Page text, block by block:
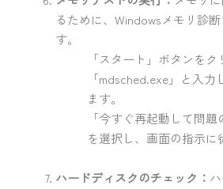
るために、Windowsメモリ診
す。
「スタート」ボタンをク
「mdsched.exe」と入
ます。
「今すぐ再起動して問題
を選択し、画面の指示に
ハードディスクのチェック：